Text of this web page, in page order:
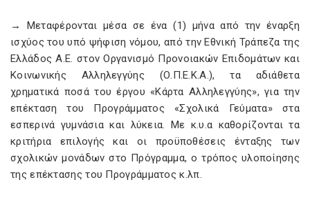
→ Μεταφέρονται μέσα σε ένα (1) μήνα από την έναρξη
ισχύος του υπό ψήφιση νόμου, από την Εθνική Τράπεζα της
Ελλάδος Α.Ε. στον Οργανισμό Προνοιακών Επιδομάτων και
Κοινωνικής Αλληλεγγύης (Ο.Π.Ε.Κ.Α.), τα αδιάθετα
χρηματικά ποσά του έργου «Κάρτα Αλληλεγγύης», για την
επέκταση του Προγράμματος «Σχολικά Γεύματα» στα
εσπερινά γυμνάσια και λύκεια. Με κ.υ.α καθορίζονται τα
κριτήρια επιλογής και οι προϋποθέσεις ένταξης των
σχολικών μονάδων στο Πρόγραμμα, ο τρόπος υλοποίησης
της επέκτασης του Προγράμματος κ.λπ.